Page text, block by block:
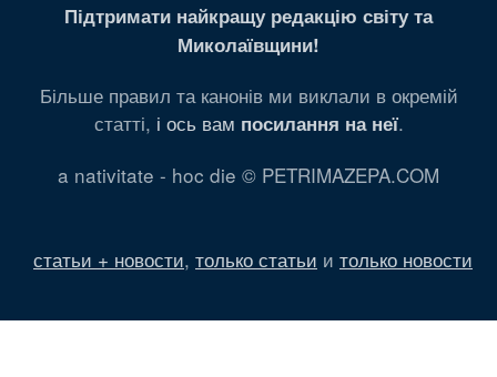
Підтримати найкращу редакцію світу та
Миколаївщини!
Більше правил та канонів ми виклали в окремій
статті, і ось вам посилання на неї.
a nativitate - hoc die © PETRIMAZEPA.COM
статьи + новости, только статьи и только новости